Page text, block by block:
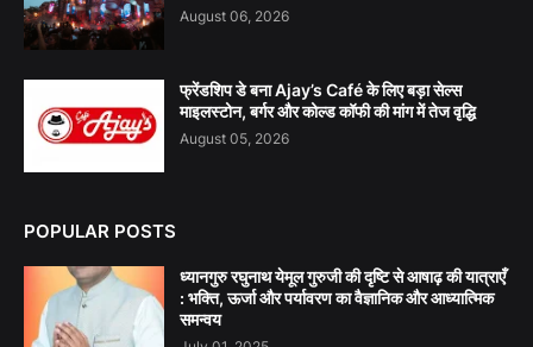
August 06, 2026
फ्रेंडशिप डे बना Ajay’s Café के लिए बड़ा सेल्स
माइलस्टोन, बर्गर और कोल्ड कॉफी की मांग में तेज वृद्धि
August 05, 2026
POPULAR POSTS
ध्यानगुरु रघुनाथ येमूल गुरुजी की दृष्टि से आषाढ़ की यात्राएँ
: भक्ति, ऊर्जा और पर्यावरण का वैज्ञानिक और आध्यात्मिक
समन्वय